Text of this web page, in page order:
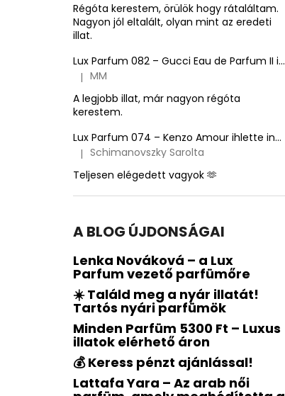
Régóta kerestem, örülök hogy rátaláltam.
Nagyon jól eltalált, olyan mint az eredeti
illat.
Lux Parfum 082 – Gucci Eau de Parfum II ihlette inspirált illat – Gucci
A termék értékelése 5-ből 5 csillag.
| MM
A legjobb illat, már nagyon régóta
kerestem.
Lux Parfum 074 – Kenzo Amour ihlette inspirált illat – Kenzo
A termék értékelése 5-ből 5 csillag.
| Schimanovszky Sarolta
Teljesen elégedett vagyok 🫶
A BLOG ÚJDONSÁGAI
Lenka Nováková – a Lux
Parfum vezető parfümőre
☀️ Találd meg a nyár illatát!
Tartós nyári parfümök
Minden Parfüm 5300 Ft – Luxus
illatok elérhető áron
💰 Keress pénzt ajánlással!
Lattafa Yara – Az arab női